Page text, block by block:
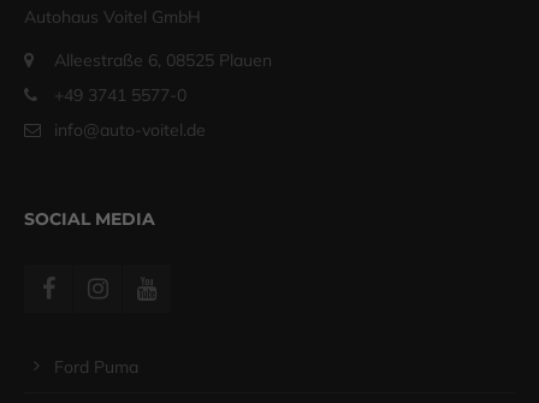
Autohaus Voitel GmbH
Alleestraße 6, 08525 Plauen
+49 3741 5577-0
info@auto-voitel.de
SOCIAL MEDIA
Ford Puma